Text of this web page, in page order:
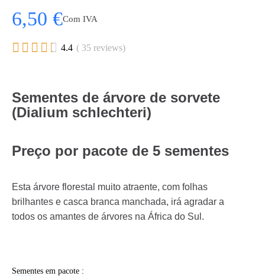
6,50 €Com IVA
     4.4 ( 35 reviews)
Sementes de árvore de sorvete
(Dialium schlechteri)
Preço por pacote de 5 sementes
Esta árvore florestal muito atraente, com folhas
brilhantes e casca branca manchada, irá agradar a
todos os amantes de árvores na África do Sul.
Sementes em pacote :